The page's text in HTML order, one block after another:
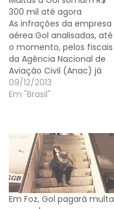
300 mil até agora
As infrações da empresa
aérea Gol analisadas, até
o momento, pelos fiscais
da Agência Nacional de
Aviação Civil (Anac) já
somam R$ 300 mil em
multas. A informação
(8). O comunicado
explica que cada falha
constatada pode…
09/12/2013
Em "Brasil"
Em Foz, Gol pagará multa